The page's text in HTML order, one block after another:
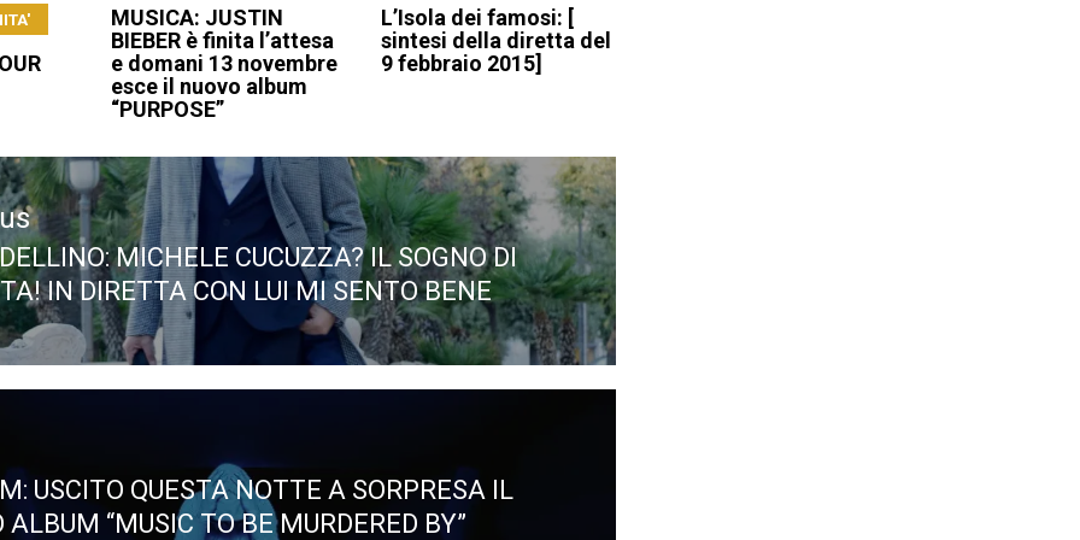
MUSICA: JUSTIN
BIEBER è finita l’attesa
e domani 13 novembre
esce il nuovo album
“PURPOSE”
L’Isola dei famosi: [
sintesi della diretta del
9 febbraio 2015]
MICHELE CUCUZZA? IL SOGNO DI
IN DIRETTA CON LUI MI SENTO BENE
USCITO QUESTA NOTTE A SORPRESA IL
ALBUM “MUSIC TO BE MURDERED BY”